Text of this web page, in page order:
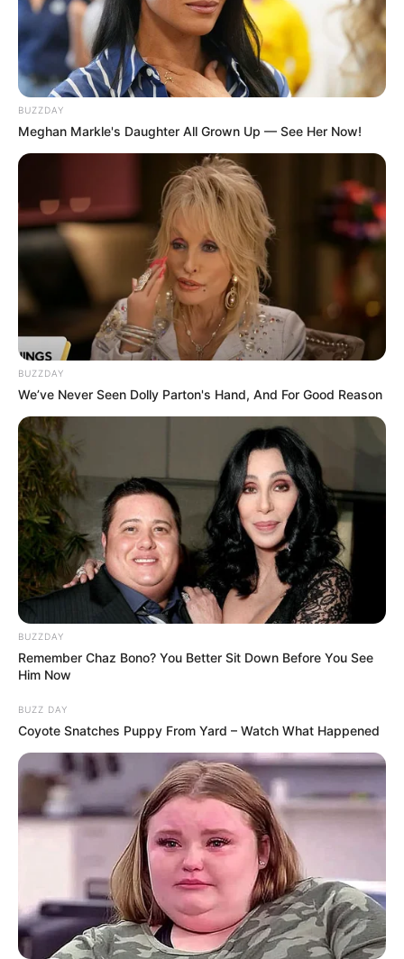
TAGS
ΤΑΥΤΟΤΗΤΑ ΚΑΙ ΕΠΙΚΟΙΝΩΝΙΑ ΟΡΟΙ ΧΡΗΣΗΣ
BUZZDAY
Meghan Markle's Daughter All Grown Up — See Her Now!
BUZZDAY
We’ve Never Seen Dolly Parton's Hand, And For Good Reason
BUZZDAY
Remember Chaz Bono? You Better Sit Down Before You See
Him Now
BUZZ DAY
Coyote Snatches Puppy From Yard – Watch What Happened